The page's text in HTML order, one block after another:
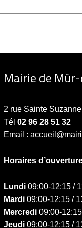
Mairie de
2 rue Sainte
Tél 02 96 28 51 32
Email :
Horaires
Lundi09:00-12:15 /
Mardi09:00-12:15 /
Mercredi09:00-
Jeudi09:00-12:15 /